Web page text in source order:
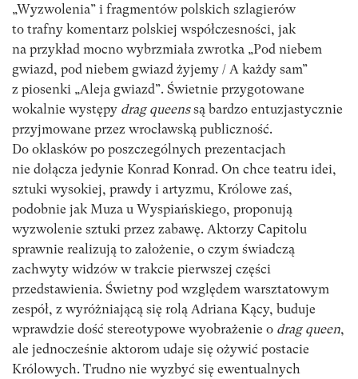
„Wyzwolenia” i fragmentów polskich szlagierów
to trafny komentarz polskiej współczesności, jak
na przykład mocno wybrzmiała zwrotka „Pod niebem
gwiazd, pod niebem gwiazd żyjemy / A każdy sam”
z piosenki „Aleja gwiazd”. Świetnie przygotowane
wokalnie występy drag queenssą bardzo entuzjastycznie
przyjmowane przez wrocławską publiczność.
Do oklasków po poszczególnych prezentacjach
nie dołącza jedynie Konrad Konrad. On chce teatru idei,
sztuki wysokiej, prawdy i artyzmu, Królowe zaś,
podobnie jak Muza u Wyspiańskiego, proponują
wyzwolenie sztuki przez zabawę. Aktorzy Capitolu
sprawnie realizują to założenie, o czym świadczą
zachwyty widzów w trakcie pierwszej części
przedstawienia. Świetny pod względem warsztatowym
zespół, z wyróżniającą się rolą Adriana Kący, buduje
wprawdzie dość stereotypowe wyobrażenie o drag queen,
ale jednocześnie aktorom udaje się ożywić postacie
Królowych. Trudno nie wyzbyć się ewentualnych